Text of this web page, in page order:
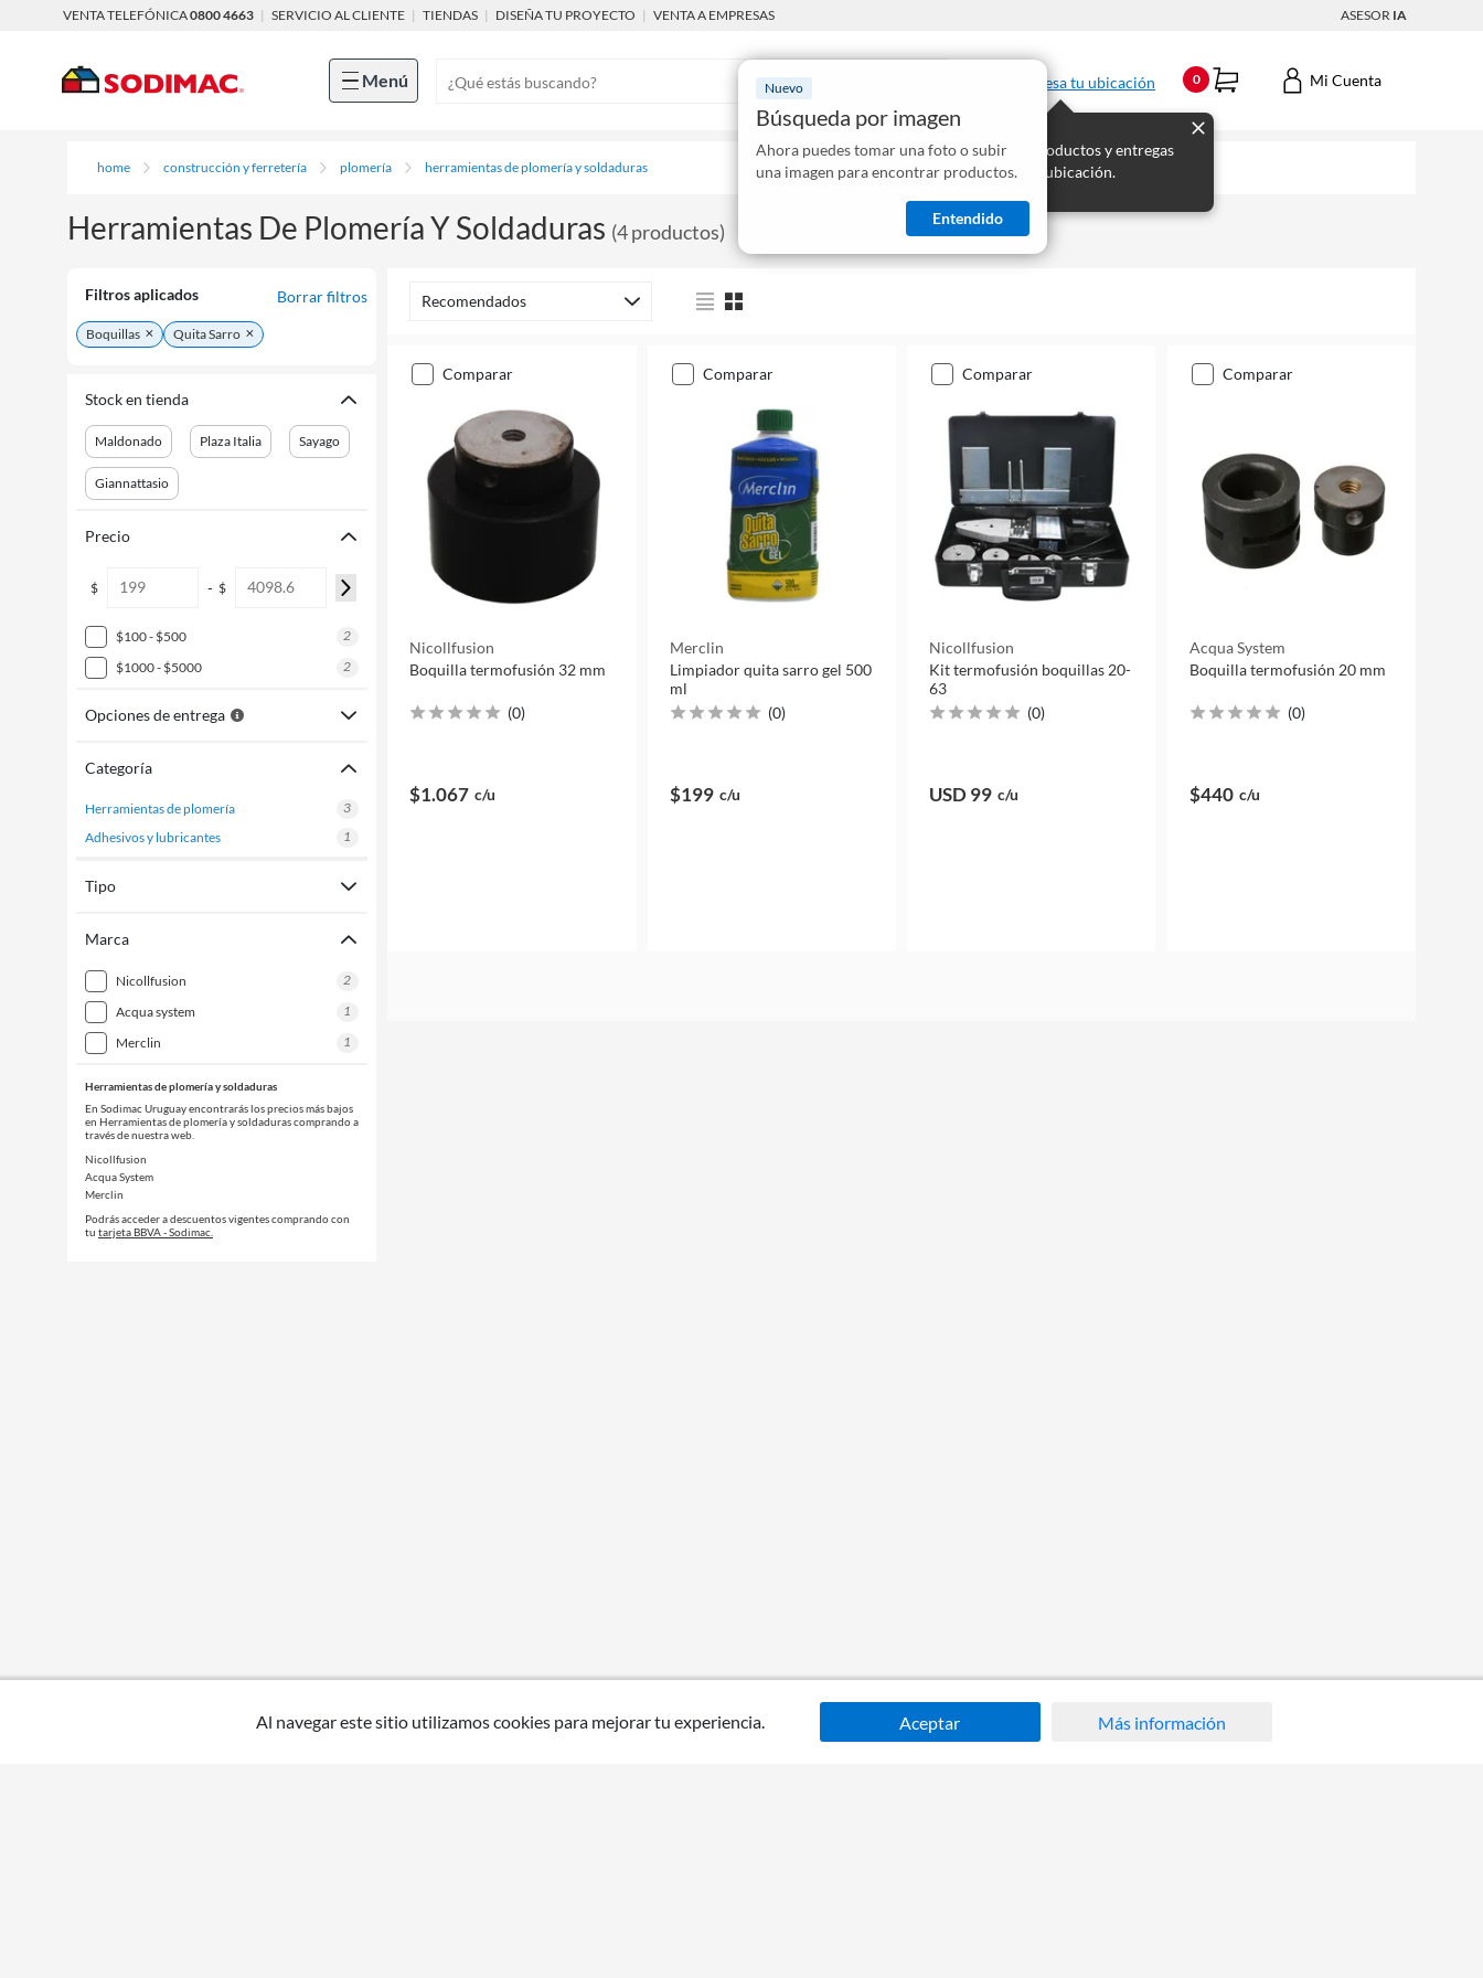
VENTA TELEFÓNICA0800 4663 | SERVICIO AL CLIENTE | TIENDAS | DISEÑA TU PROYECTO | VENTA A EMPRESAS ASESOR IA
Menú Nuevo
Búsqueda por imagen
Ahora puedes tomar una foto o subir
una imagen para encontrar productos.
Entendido
Ingresa tu ubicación
Mostraremos los productos y entregas
disponibles para tu ubicación.
0 Mi Cuenta
home construcción y ferretería plomería herramientas de plomería y soldaduras
Herramientas De Plomería Y Soldaduras (4productos)
Filtros aplicados Borrar filtros
Boquillas Quita Sarro
Stock en tienda
Maldonado Plaza Italia Sayago
Giannattasio
Precio
$ - $
$100 - $500
2
$1000 - $5000
2
Opciones de entrega
Categoría
herramientas de plomería
3
adhesivos y lubricantes
1
Tipo
Marca
nicollfusion
2
acqua system
1
merclin
1
Herramientas de plomería y soldaduras
En Sodimac Uruguay encontrarás los precios más bajos
en Herramientas de plomería y soldaduras comprando a
través de nuestra web.
Nicollfusion
Acqua System
Merclin
Podrás acceder a descuentos vigentes comprando con
tu tarjeta BBVA - Sodimac.
Recomendados
comparar
Nicollfusion
Boquilla termofusión 32 mm
(0)
$1.067 c/u
comparar
Merclin
Limpiador quita sarro gel 500
ml
(0)
$199 c/u
comparar
Nicollfusion
Kit termofusión boquillas 20-
63
(0)
USD 99 c/u
comparar
Acqua System
Boquilla termofusión 20 mm
(0)
$440 c/u
Al navegar este sitio utilizamos cookies para mejorar tu experiencia. Aceptar Más información